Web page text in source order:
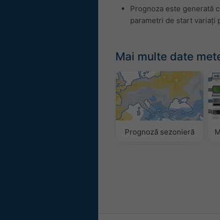
Prognoza este generată
parametri de start variați
Mai multe date
Prognoză sezonieră